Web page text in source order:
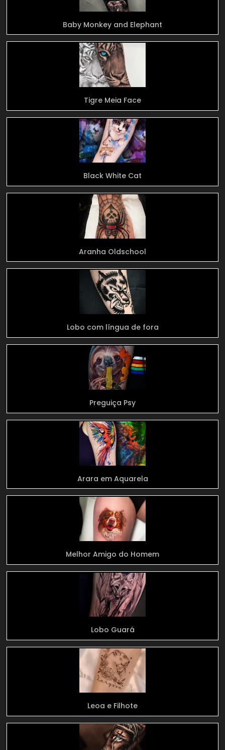
Baby Monkey and Elephant
Tigre Meia Face
Black White Cat
Aranha Oldschool
Lobo com língua de fora
Preguiça Psy
Arara em Aquarela
Melhor Amigo do Homem
Lobo Guará
Leoa e Filhote